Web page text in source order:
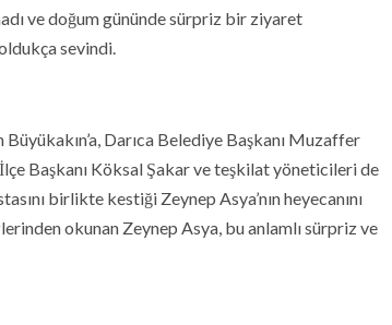
ve doğum gününde sürpriz bir ziyaret
sevindi.
Darıca Belediye Başkanı Muzaffer
Başkanı Köksal Şakar ve teşkilat yöneticileri de
birlikte kestiği Zeynep Asya’nın heyecanını
okunan Zeynep Asya, bu anlamlı sürpriz ve